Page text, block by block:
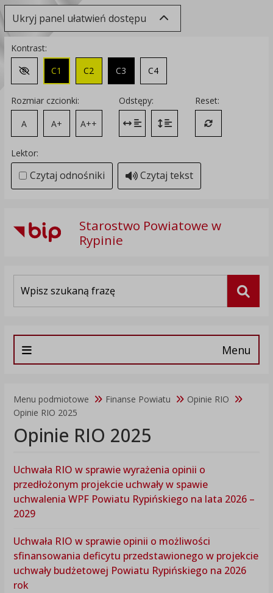
Ukryj panel ułatwień dostępu
Kontrast:
Zmień kontrast na domyślny
C1 C2 C3 C4
Rozmiar czcionki:
A
A+ A++
Odstępy:
Zmień odstęp między literami
Zmień interlinię i margines
Reset:
Przywróć
Lektor:
Czytaj odnośniki Czytaj tekst
Starostwo Powiatowe w
Rypinie
Menu
Menu podmiotowe Finanse Powiatu
Opinie RIO
Opinie RIO 2025
Opinie RIO 2025
Uchwała RIO w sprawie wyrażenia opinii o
przedłożonym projekcie uchwały w spawie
uchwalenia WPF Powiatu Rypińskiego na lata 2026 –
2029
Uchwała RIO w sprawie opinii o możliwości
sfinansowania deficytu przedstawionego w projekcie
uchwały budżetowej Powiatu Rypińskiego na 2026
rok